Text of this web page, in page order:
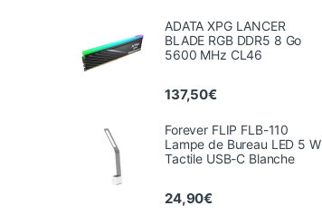
ADATA XPG LANCER
BLADE RGB DDR5 8 Go
5600 MHz CL46
137,50€
Forever FLIP FLB-110
Lampe de Bureau LED 5 W
Tactile USB-C Blanche
24,90€